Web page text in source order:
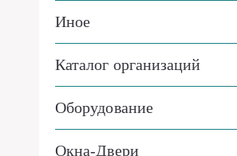
Иное
Каталог организаций
Оборудование
Окна-Двери